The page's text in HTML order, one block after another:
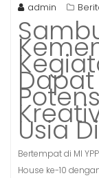
admin
Usia
Bertempat di MI
House ke-10